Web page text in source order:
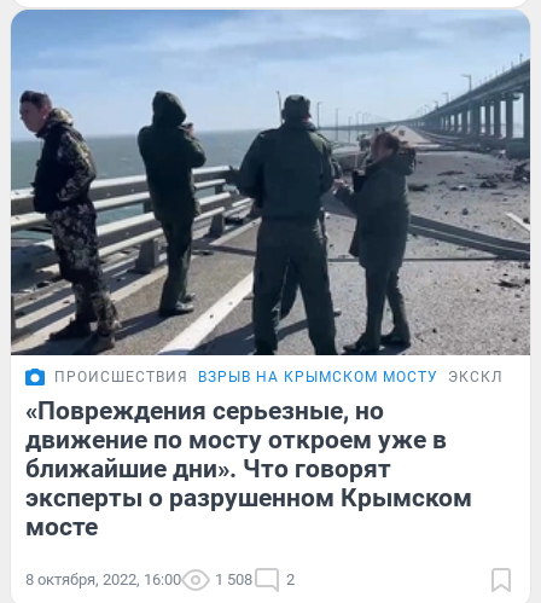
ПРОИСШЕСТВИЯ ВЗРЫВ НА КРЫМСКОМ МОСТУ
«Повреждения серьезные, но
движение по мосту откроем уже в
ближайшие дни». Что говорят
эксперты о разрушенном Крымском
мосте
8 октября, 2022, 16:00 1 508 2